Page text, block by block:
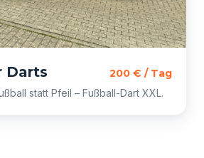
Darts 200 € / Tag
statt Pfeil – Fußball-Dart XXL.